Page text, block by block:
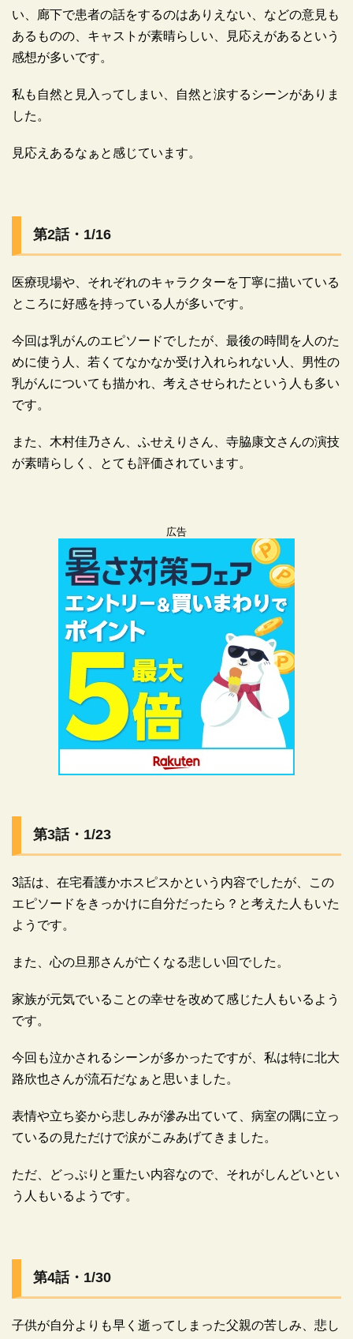
広告
広告
い、廊下で患者の話をするのはありえない、などの意見も
あるものの、キャストが素晴らしい、見応えがあるという
感想が多いです。
私も自然と見入ってしまい、自然と涙するシーンがありま
した。
見応えあるなぁと感じています。
第2話・1/16
医療現場や、それぞれのキャラクターを丁寧に描いている
ところに好感を持っている人が多いです。
今回は乳がんのエピソードでしたが、最後の時間を人のた
めに使う人、若くてなかなか受け入れられない人、男性の
乳がんについても描かれ、考えさせられたという人も多い
です。
また、木村佳乃さん、ふせえりさん、寺脇康文さんの演技
が素晴らしく、とても評価されています。
広告
広告
広告
第3話・1/23
3話は、在宅看護かホスピスかという内容でしたが、この
エピソードをきっかけに自分だったら？と考えた人もいた
ようです。
また、心の旦那さんが亡くなる悲しい回でした。
家族が元気でいることの幸せを改めて感じた人もいるよう
です。
今回も泣かされるシーンが多かったですが、私は特に北大
路欣也さんが流石だなぁと思いました。
表情や立ち姿から悲しみが滲み出ていて、病室の隅に立っ
ているの見ただけで涙がこみあげてきました。
ただ、どっぷりと重たい内容なので、それがしんどいとい
う人もいるようです。
第4話・1/30
子供が自分よりも早く逝ってしまった父親の苦しみ、悲し